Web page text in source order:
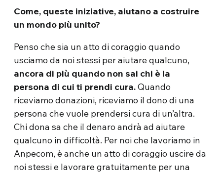
Come, queste iniziative, aiutano a costruire
un mondo più unito?
Penso che sia un atto di coraggio quando
usciamo da noi stessi per aiutare qualcuno,
ancora di più quando non sai chi è la
persona di cui ti prendi cura.Quando
riceviamo donazioni, riceviamo il dono di una
persona che vuole prendersi cura di un’altra.
Chi dona sa che il denaro andrà ad aiutare
qualcuno in difficoltà. Per noi che lavoriamo in
Anpecom, è anche un atto di coraggio uscire da
noi stessi e lavorare gratuitamente per una